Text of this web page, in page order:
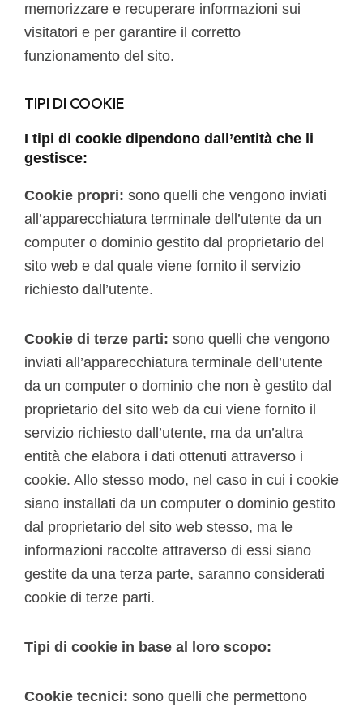
memorizzare e recuperare informazioni sui
visitatori e per garantire il corretto
funzionamento del sito.
TIPI DI COOKIE
I tipi di cookie dipendono dall’entità che li
gestisce:
Cookie propri: sono quelli che vengono inviati
all’apparecchiatura terminale dell’utente da un
computer o dominio gestito dal proprietario del
sito web e dal quale viene fornito il servizio
richiesto dall’utente.
Cookie di terze parti: sono quelli che vengono
inviati all’apparecchiatura terminale dell’utente
da un computer o dominio che non è gestito dal
proprietario del sito web da cui viene fornito il
servizio richiesto dall’utente, ma da un’altra
entità che elabora i dati ottenuti attraverso i
cookie. Allo stesso modo, nel caso in cui i cookie
siano installati da un computer o dominio gestito
dal proprietario del sito web stesso, ma le
informazioni raccolte attraverso di essi siano
gestite da una terza parte, saranno considerati
cookie di terze parti.
Tipi di cookie in base al loro scopo:
Cookie tecnici: sono quelli che permettono